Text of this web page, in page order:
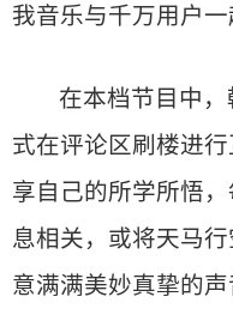
我音乐与千万用户一
在本档节目中
式在评论区刷楼进
享自己的所学所悟
息相关，或将天马
意满满美妙真挚的声